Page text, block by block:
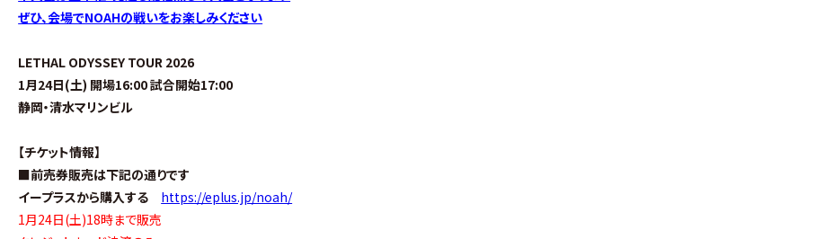
ぜひ、会場でNOAHの戦いをお楽しみください
LETHAL ODYSSEY TOUR 2026
1月24日(土) 開場16:00 試合開始17:00
静岡・清水マリンビル
【チケット情報】
■前売券販売は下記の通りです
イープラスから購入する
https://eplus.jp/noah/
1月24日(土)18時まで販売